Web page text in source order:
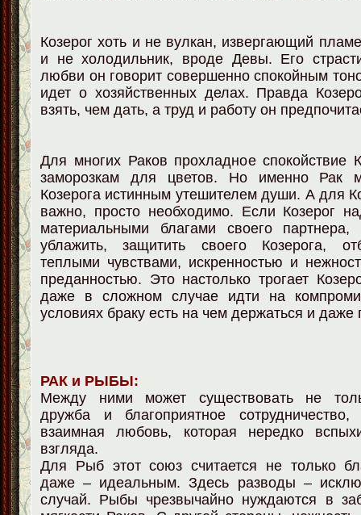
Козерог хоть и не вулкан, извергающий
и не холодильник, вроде Девы. Его
любви он говорит совершенно спокойным
идет о хозяйственных делах. Правда
взять, чем дать, а труд и работу он
Для многих Раков прохладное спокойствие
заморозкам для цветов. Но именно Рак
Козерога истинным утешителем души. А для
важно, просто необходимо. Если Козерог
материальными благами своего партнера,
ублажить, защитить своего Козерога,
теплыми чувствами, искренностью и
преданностью. Это настолько трогает
даже в сложном случае идти на
условиях браку есть на чем держаться и даже
РАК и РЫБЫ:
Между ними может существовать не
дружба и благоприятное
взаимная любовь, которая нередко
взгляда.
Для Рыб этот союз считается не только
даже – идеальным. Здесь разводы –
случай. Рыбы чрезвычайно нуждаются в